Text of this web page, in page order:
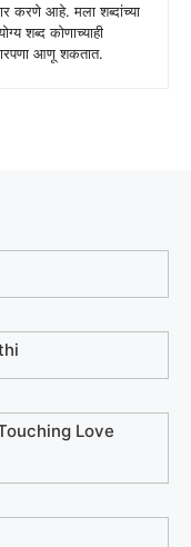
करणे आहे. मला शब्दांच्या
शब्द कोणाच्याही
आणू शकतात.
Love